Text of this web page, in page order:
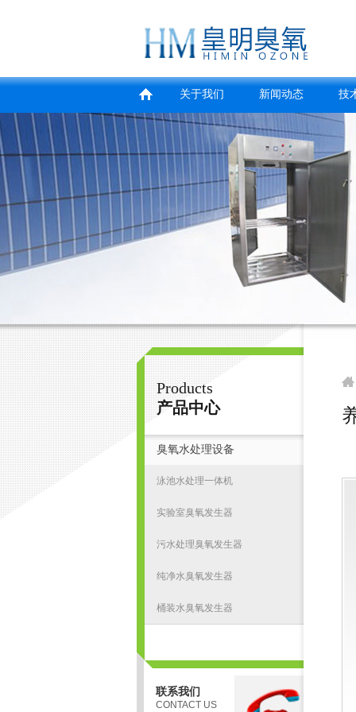
南京皇明臭氧机电设备厂
关于我们 新闻动态 技
Products
产品中心
臭氧水处理设备
泳池水处理一体机
实验室臭氧发生器
污水处理臭氧发生器
纯净水臭氧发生器
桶装水臭氧发生器
联系我们
CONTACT US